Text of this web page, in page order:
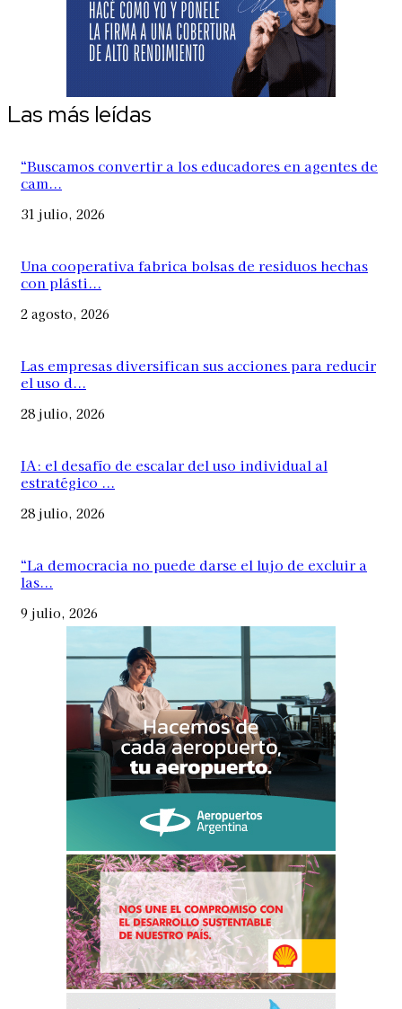
Las más leídas
“Buscamos convertir a los educadores en agentes de
cam...
31 julio, 2026
Una cooperativa fabrica bolsas de residuos hechas
con plásti...
2 agosto, 2026
Las empresas diversifican sus acciones para reducir
el uso d...
28 julio, 2026
IA: el desafío de escalar del uso individual al
estratégico ...
28 julio, 2026
“La democracia no puede darse el lujo de excluir a
las...
9 julio, 2026